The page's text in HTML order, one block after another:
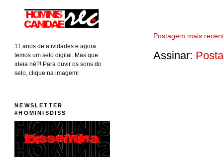
Postagem mais
Assinar:
11 anos de atividades e agora
temos um selo digital. Mas que
ideia né?! Para ouvir os sons do
selo, clique na imagem!
NEWSLETTER
#HOMINISDISS